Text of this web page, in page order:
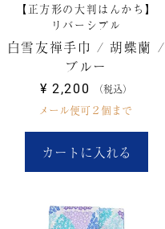
【正方形の大判はんかち】
リバーシブル
白雪友禅手巾 / 胡蝶蘭 /
ブルー
¥ 2,200 税込
メール便可２個まで
カートに入れる